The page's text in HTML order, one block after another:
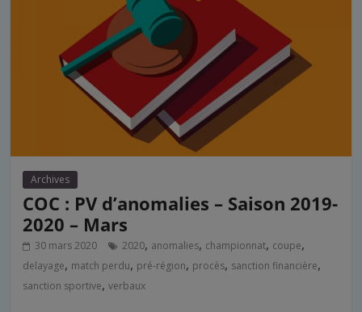
Archives
COC : PV d’anomalies – Saison 2019-
2020 – Mars
30 mars 2020 2020, anomalies, championnat, coupe,
delayage, match perdu, pré-région, procès, sanction financière,
sanction sportive,verbaux